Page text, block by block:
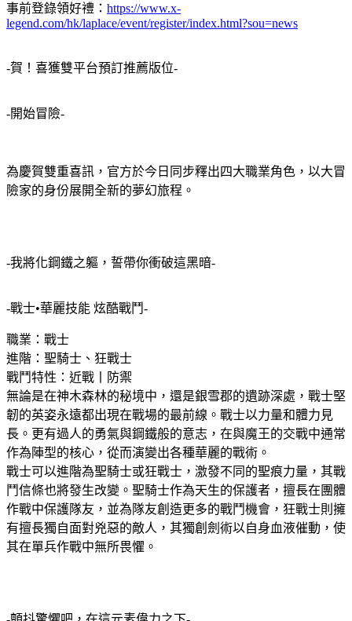
事前登錄領好禮： https://www.x-
legend.com/hk/laplace/event/register/index.html?sou=news
-賀！喜獲雙平台預訂推薦版位-
-開始冒險-
為慶賀雙重喜訊，官方於今日同步釋出四大職業角色，以大冒
險家的身份展開全新的夢幻旅程。
-我將化鋼鐵之軀，誓帶你衝破這黑暗-
-戰士•華麗技能 炫酷戰鬥-
職業：戰士
進階：聖騎士、狂戰士
戰鬥特性：近戰丨防禦
無論是在神木森林的秘境中，還是銀雪郡的遺跡深處，戰士堅
韌的英姿永遠都出現在戰場的最前線。戰士以力量和體力見
長。更有過人的勇氣與鋼鐵般的意志，在與魔王的交戰中通常
作為陣型的核心，從而演變出各種華麗的戰術。
戰士可以進階為聖騎士或狂戰士，激發不同的聖痕力量，其戰
鬥信條也將發生改變。聖騎士作為天生的保護者，擅長在團體
作戰中保護隊友，並為隊友創造更多的戰鬥機會，狂戰士則擁
有擅長獨自面對兇惡的敵人，其獨創劍術以自身血液催動，使
其在單兵作戰中無所畏懼。